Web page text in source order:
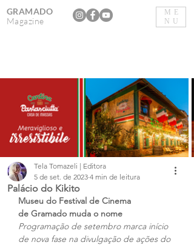
ME
NU
GRAMADO
Magazine
Palácio do Kikito
Tela Tomazeli | Editora
5 de set. de 2023 4 min de leitura
Museu do Festival de Cinema
de Gramado muda o nome
Programação de setembro marca início
de nova fase na divulgação de ações do